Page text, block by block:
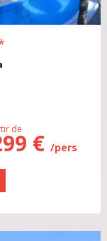
de
€/pers
Tchèque